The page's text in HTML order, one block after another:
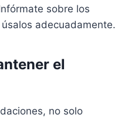
sobre los
adecuadamente.
el
no solo